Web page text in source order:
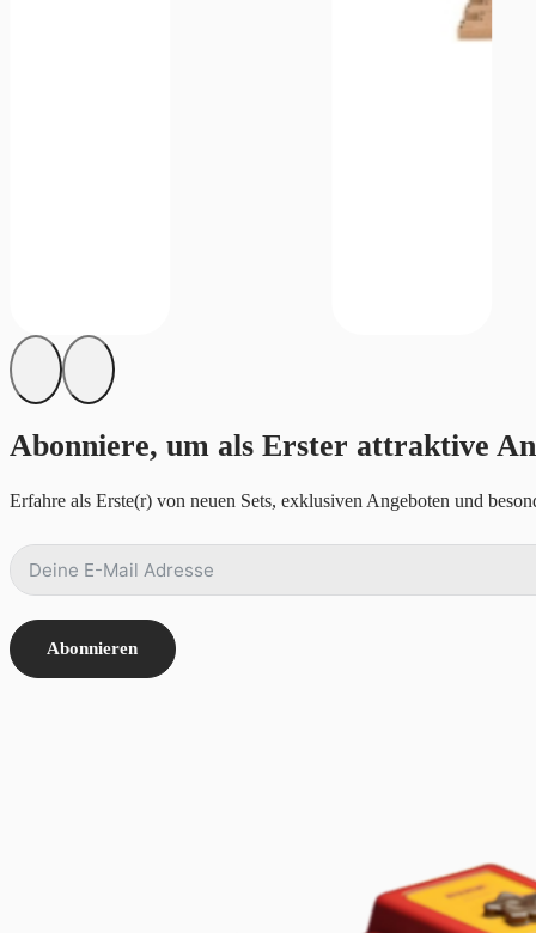
Abonniere, um als Erster attraktive
Erfahre als Erste(r) von neuen Sets, exklusiven Angeboten und
Abonnieren